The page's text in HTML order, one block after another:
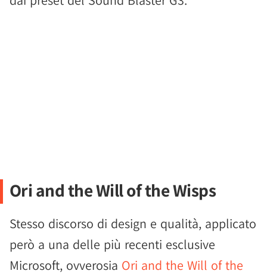
Ori and the Will of the Wisps
Stesso discorso di design e qualità, applicato
però a una delle più recenti esclusive
Microsoft, ovverosia Ori and the Will of the